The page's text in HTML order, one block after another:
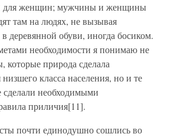
для женщин; мужчины и женщины
там на людях, не вызывая
деревянной обуви, иногда босиком.
необходимости я понимаю не
которые природа сделала
класса населения, но и те
необходимыми
приличия[11].
почти единодушно сошлись во